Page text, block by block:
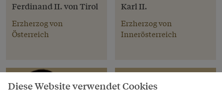
Ferdinand II. von Tirol
Erzherzog von
Österreich
Karl II.
Erzherzog von
Innerösterreich
Diese Website verwendet Cookies